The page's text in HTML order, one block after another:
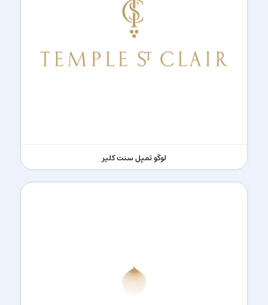
لوگو تمپل سنت کلیر